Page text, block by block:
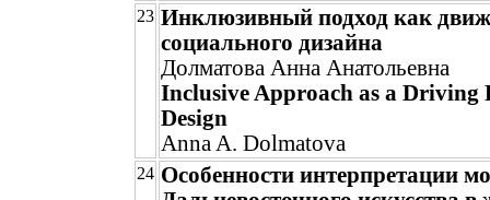
23 Инклюзивный подход как
социального дизайна
Долматова Анна Анатольевна
Inclusive Approach as a Driving
Design
Anna A. Dolmatova
24 Особенности интерпретации